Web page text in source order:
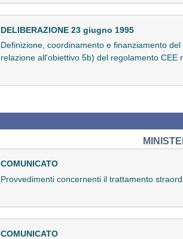
DELIBERAZIONE 23 giugno 1995
Definizione, coordinamento e finanziamento
relazione all'obiettivo 5b) del regolamento CEE
COMUNICATO
Provvedimenti concernenti il trattamento
COMUNICATO